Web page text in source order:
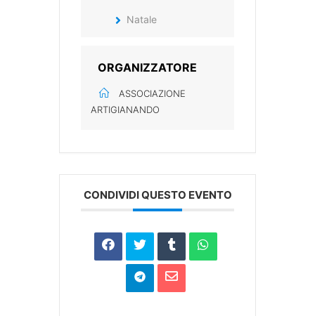
Natale
ORGANIZZATORE
ASSOCIAZIONE
ARTIGIANANDO
CONDIVIDI QUESTO EVENTO